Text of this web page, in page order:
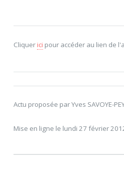
Cliquerici pour accéder au lien de
Actu proposée par Yves SAVOYE-
Mise en ligne le lundi 27 février